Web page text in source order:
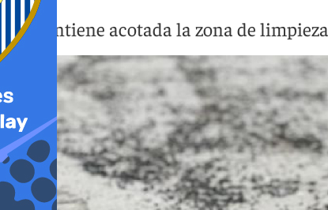
Se mantiene acotada la zona de